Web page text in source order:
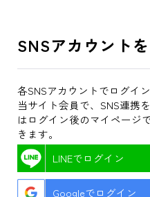
SNSアカウント
各SNSアカウントでログイ
当サイト会員で、SNS連携
はログイン後のマイページ
きます。
LINEでログイン
Googleでログイン